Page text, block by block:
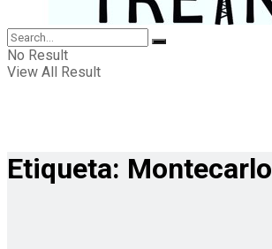
No Result
View All Result
Etiqueta: Montecarlo